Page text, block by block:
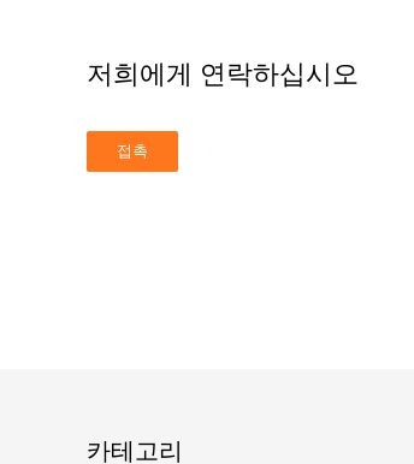
저희에게 연락하십시오
카테고리